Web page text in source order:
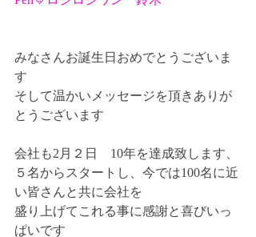
みなさんお誕生日おめでとうございま
す
そして温かいメッセージを頂きありが
とうございます
会社も2月２日　10年を達成致します、
５名からスタートし、今では100名に近
い皆さんと共に会社を
盛り上げてこれる事に感謝と喜びいっ
ぱいです